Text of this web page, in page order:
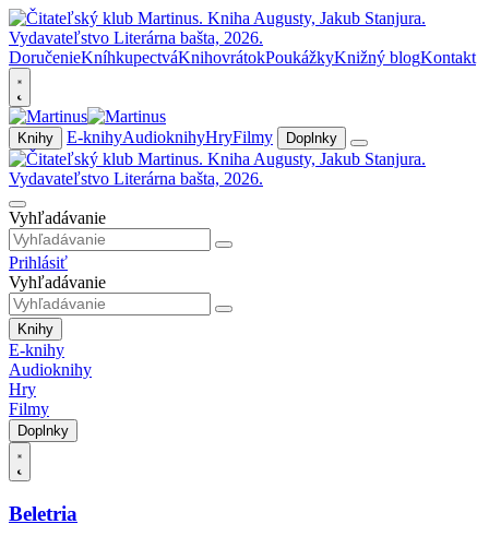
DoručenieKníhkupectváKnihovrátokPoukážkyKnižný blogKontakt
Knihy E-knihyAudioknihyHryFilmy Doplnky
Vyhľadávanie
Prihlásiť
Vyhľadávanie
Knihy
E-knihy
Audioknihy
Hry
Filmy
Doplnky
Beletria